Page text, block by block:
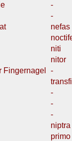
-
-
nefas
niti
nitor
Fingernagel
-
-
-
-
niptra
primo